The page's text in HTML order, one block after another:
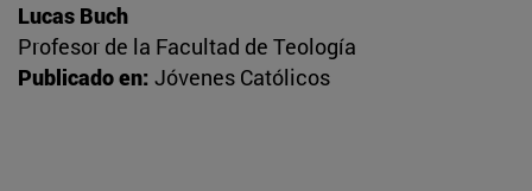
Lucas Buch
Profesor de la Facultad de Teología
Publicado en: Jóvenes Católicos